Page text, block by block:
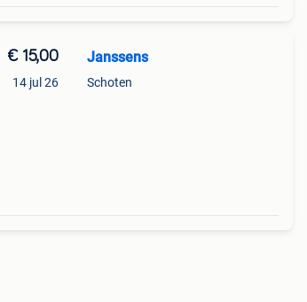
€ 15,00
14 jul 26
Janssens
Schoten